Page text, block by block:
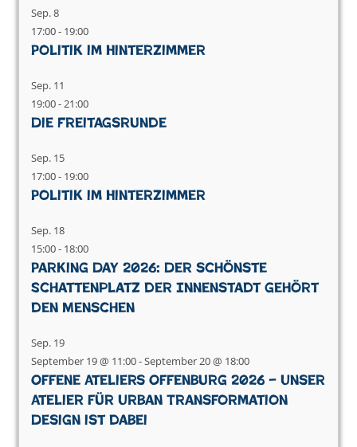
Sep.8
17:00- 19:00
Politik im Hinterzimmer
Sep. 11
19:00-21:00
Die Freitagsrunde
Sep. 15
17:00- 19:00
Politik im Hinterzimmer
Sep. 18
15:00- 18:00
Parking Day 2026: Der schönste
Schattenplatz der Innenstadt gehört
den Menschen
Sep. 19
September 19 @ 11:00-September 20 @ 18:00
Offene Ateliers Offenburg 2026 – Unser
Atelier für Urban Transformation
Design ist dabei